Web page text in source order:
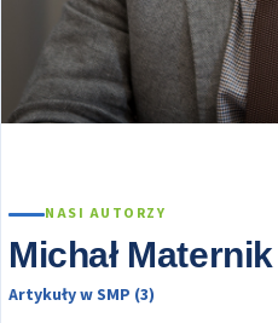
NASI AUTORZY
Michał Maternik
Artykuły w SMP (3)